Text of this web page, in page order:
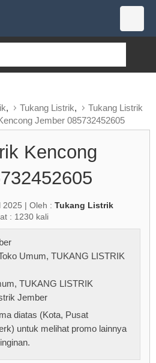
, Tukang Listrik,
Tukang Listrik
Jember 085732452605
Kencong
2025 | Oleh : Tukang Listrik
: 1230 kali
Umum, TUKANG LISTRIK
, TUKANG LISTRIK
Jember
diatas (Kota, Pusat
untuk melihat promo lainnya